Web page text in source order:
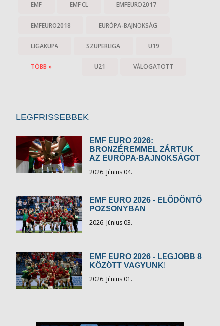
EMF EMF CL EMFEURO2017
EMFEURO2018 EURÓPA-BAJNOKSÁG
LIGAKUPA SZUPERLIGA U19
U21 VÁLOGATOTT
TÖBB »
LEGFRISSEBBEK
EMF EURO 2026:
BRONZÉREMMEL ZÁRTUK
AZ EURÓPA-BAJNOKSÁGOT
2026. Június 04.
EMF EURO 2026 - ELŐDÖNTŐ
POZSONYBAN
2026. Június 03.
EMF EURO 2026 - LEGJOBB 8
KÖZÖTT VAGYUNK!
2026. Június 01.